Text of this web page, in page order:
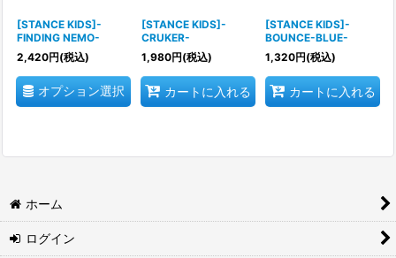
[STANCE KIDS]-
FINDING NEMO-
2,420円(税込)
オプション選択
[STANCE KIDS]-
CRUKER-
1,980円(税込)
カートに入れる
[STANCE KIDS]-
BOUNCE-BLUE-
1,320円(税込)
カートに入れる
ホーム
ログイン